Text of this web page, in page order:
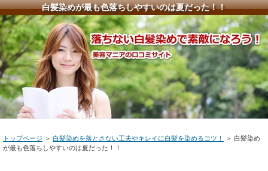
白髪染めが最も色落ちしやすいのは夏だった！！
トップページ ＞ 白髪染めを落とさない工夫やキレイに白髪を染めるコツ！
＞ 白髪染め
が最も色落ちしやすいのは夏だった！！